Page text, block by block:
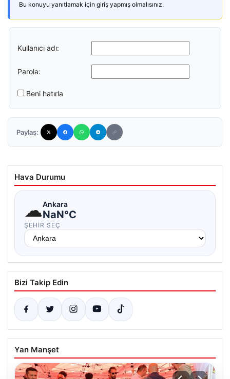
Bu konuyu yanıtlamak için giriş yapmış olmalısınız.
Kullanıcı adı:
Parola:
Beni hatırla
Paylaş:
Hava Durumu
☁Ankara
NaN°C
ŞEHIR SEÇ
Bizi Takip Edin
Yan Manşet